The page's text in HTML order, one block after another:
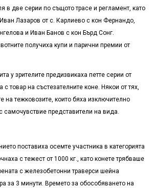
в две серии по същото трасе и регламент, като
Лазаров от с. Карлиево с кон Фернандо,
и Иван Банов с кон Бърд Сонг.
получиха купи и парични премии от
у зрителите предизвикаха петте серии от
с товар на състезателните коне. Някои от тях,
на тежковозите, които бяха изключително
самочувствие представители на вида.
поставиха осемте участника в категорията
с тежест от 1000 кг., като конете трябваше
с железобетонни траверси шейна
за 3 минути. Времето за обособяването на